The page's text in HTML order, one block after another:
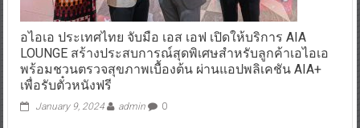
อไอเอ ประเทศไทย จับมือ เอส เอฟ เปิดให้บริการ AIA
LOUNGE สร้างประสบการณ์สุดพิเศษสำหรับลูกค้าเอไอเอ
พร้อมชวนตรวจสุขภาพเบื้องต้น ผ่านแอปพลิเคชัน AIA+
เพื่อรับตั๋วหนังฟรี
January 9, 2024 admin 0